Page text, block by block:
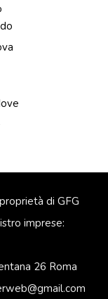
di GFG
imprese:
26 Roma